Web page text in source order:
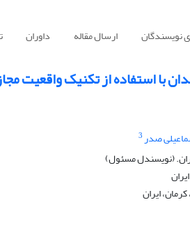
نویسندگان ارسال مقاله داوران
با استفاده از تکنیک واقعیت
صدر3
(نویسندل مسئول)
ایران